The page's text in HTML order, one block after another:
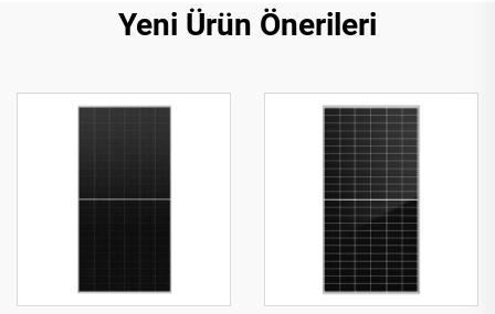
Yeni Ürün Önerileri